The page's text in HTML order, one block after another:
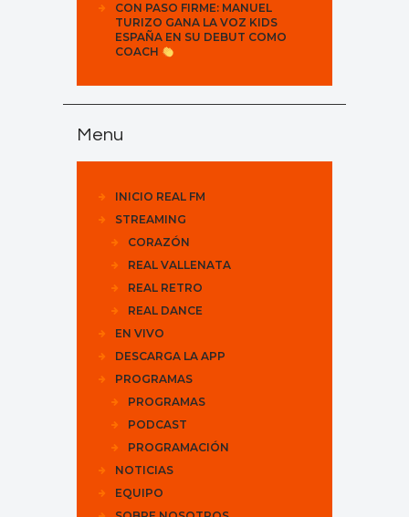
CON PASO FIRME: MANUEL
TURIZO GANA LA VOZ KIDS
ESPAÑA EN SU DEBUT COMO
COACH
Menu
INICIO REAL FM
STREAMING
CORAZÓN
REAL VALLENATA
REAL RETRO
REAL DANCE
EN VIVO
DESCARGA LA APP
PROGRAMAS
PROGRAMAS
PODCAST
PROGRAMACIÓN
NOTICIAS
EQUIPO